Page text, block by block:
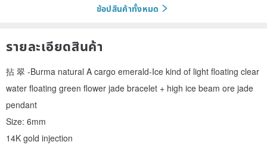
ช้อปสินค้าทั้งหมด
รายละเอียดสินค้า
拈 翠 -Burma natural A cargo emerald-Ice kind of light floating clear
water floating green flower jade bracelet + high ice beam ore jade
pendant
Size: 6mm
14K gold injection